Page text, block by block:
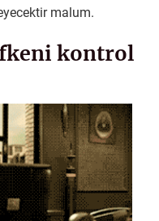
malum.
kontrol